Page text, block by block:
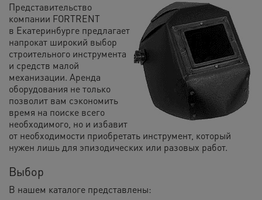
Представительство
компании FORTRENT
в Екатеринбурге предлагает
напрокат широкий выбор
строительного инструмента
и средств малой
механизации. Аренда
оборудования не только
позволит вам сэкономить
время на поиске всего
необходимого, но и избавит
от необходимости приобретать инструмент, который
нужен лишь для эпизодических или разовых работ.
Выбор
В нашем каталоге представлены: